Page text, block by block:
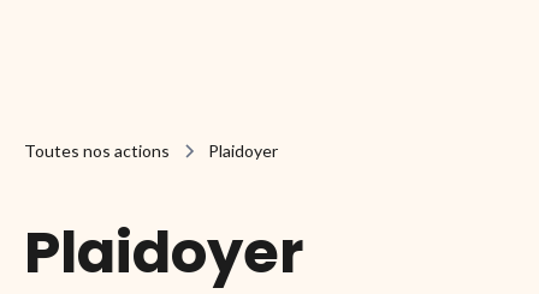
Toutes nos actions Plaidoyer
Plaidoyer